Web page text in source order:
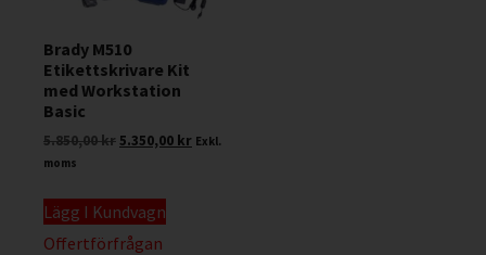
Brady M510
Etikettskrivare Kit
med Workstation
Basic
5.850,00kr5.350,00 kr Exkl.
moms
Lägg I Kundvagn
Offertförfrågan